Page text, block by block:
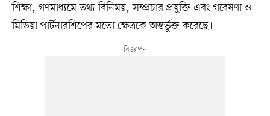
শিক্ষা, গণমাধ্যমে তথ্য বিনিময়, সম্প্রচার প্রযুক্তি এবং গবেষণা ও
মিডিয়া পার্টনারশিপের মতো ক্ষেত্রকে অন্তর্ভুক্ত করেছে।